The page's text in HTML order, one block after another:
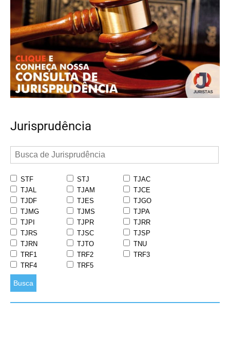
Jurisprudência
STF STJ
TJAC
TJAL
TJAM
TJCE
TJDF
TJES
TJGO
TJMG
TJMS
TJPA
TJPI
TJPR
TJRR
TJRS
TJSC
TJSP
TJRN
TJTO
TNU
TRF1
TRF2
TRF3
TRF4
TRF5
Busca